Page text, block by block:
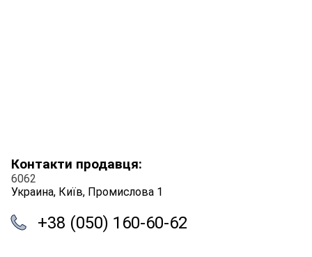
Контакти продавця:
6062
Украина, Київ, Промислова 1
+38 (050) 160-60-62